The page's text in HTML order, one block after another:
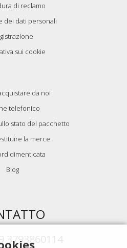
di reclamo
dei dati personali
sui cookie
da noi
telefonico
stato del pacchetto
la merce
dimenticata
Blog
3793860114